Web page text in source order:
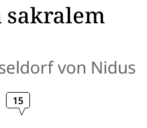
sakralem
von Nidus
15